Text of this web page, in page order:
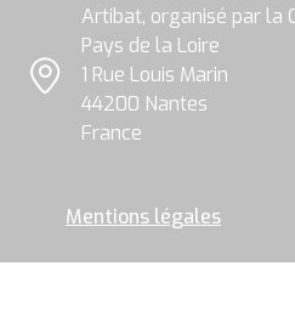
Artibat
permettre
l’envoi
Localisation
Artibat, organisé par la
Pays de la Loire
1 Rue Louis Marin
44200 Nantes
France
Mentions légales